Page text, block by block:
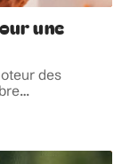
une
des
…